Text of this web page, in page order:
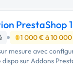
PrestaShop
1 000 € à 10
mesure avec
sur Addons